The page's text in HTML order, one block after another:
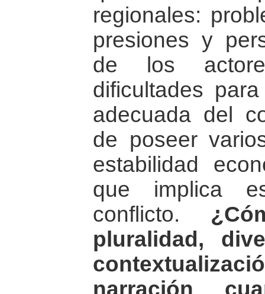
regionales:
presiones y
de los
dificultades
adecuada del
de poseer
estabilidad
que implica
conflicto.
pluralidad,
narración